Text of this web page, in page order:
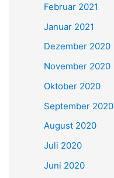
Februar 2021
Januar 2021
Dezember 2020
November 2020
Oktober 2020
September 2020
August 2020
Juli 2020
Juni 2020